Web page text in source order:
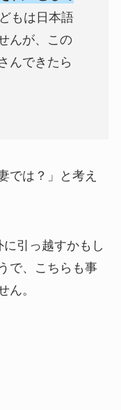
もは日本語
んが、この
んできたら
では？」と考え
引っ越すかもし
で、こちらも事
ん。